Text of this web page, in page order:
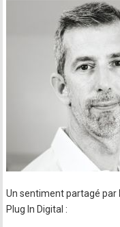
Un sentiment partagé par
Plug In Digital :